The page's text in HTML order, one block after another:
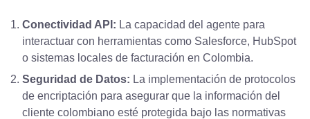
Conectividad API: La capacidad del agente para
interactuar con herramientas como Salesforce, HubSpot
o sistemas locales de facturación en Colombia.
Seguridad de Datos: La implementación de protocolos
de encriptación para asegurar que la información del
cliente colombiano esté protegida bajo las normativas